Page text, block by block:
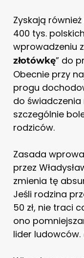
Zyskają
400 tys.
wprowadzeniu
złotówkę” do
Obecnie przy
progu
do
szczególnie
rodziców.
Zasada
przez
zmienia tę
Jeśli rodzina
50 zł, nie traci
ono
lider ludowców.